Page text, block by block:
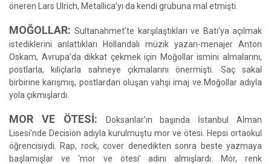
öneren Lars Ulrich, Metallica’yı da kendi grubuna mal etmişti.
MOĞOLLAR: Sultanahmet’te karşılaştıkları ve Batı’ya açılmak
istediklerini anlattıkları Hollandalı müzik yazarı-menajer Anton
Oskam, Avrupa’da dikkat çekmek için Moğollar ismini almalarını,
postlarla, kılıçlarla sahneye çıkmalarını önermişti. Saç sakal
birbirine karışmış, postlardan oluşan vahşi imaj ve Moğollar adıyla
yola çıkmışlardı.
MOR VE ÖTESİ:
Doksanlar'ın başında İstanbul Alman
Lisesi’nde Decision adıyla kurulmuştu mor ve ötesi. Hepsi ortaokul
öğrencisiydi. Rap, rock, cover denedikten sonra beste yazmaya
başlamışlar ve ‘mor ve ötesi’ adını almışlardı. Mor, renk